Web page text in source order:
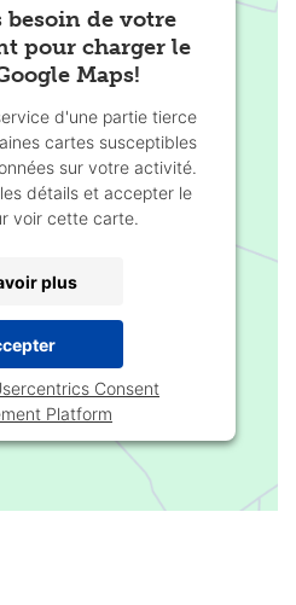
d'une partie tierce
cartes susceptibles
sur votre activité.
voir cette carte.
plus
Consent
Platform